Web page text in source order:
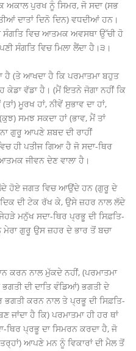
ਅਕਾਲ ਪੁਰਖ ਨੂੰ ਸਿਮਰ, ਜੋ ਸਦਾ (ਸਭ
ਦਾਤਾਂ ਦਿਨੋ ਦਿਨ) ਵਧਦੀਆਂ ਹਨ।
ਸੰਗਤਿ ਵਿਚ ਆਤਮਕ ਅਵਸਥਾ ਉੱਚੀ ਹੋ
ਸੰਗਤਿ ਵਿਚ ਮਿਲਾ ਲੈਂਦਾ ਹੈ।੩।
ਹੈ (ਤੇ ਆਖਦਾ ਹੈ ਕਿ ਪਰਮਾਤਮਾ ਬਹੁਤ
ਕੇਡਾ ਵੱਡਾ ਹੈ। (ਮੈਂ ਇਤਨੇ ਜੋਗਾ ਨਹੀਂ ਕਿ
ਮੂਰਖ ਹਾਂ, ਨੀਵੇਂ ਸੁਭਾਵ ਦਾ ਹਾਂ,
ਸਮਝ ਸਕਦਾ ਹਾਂ (ਭਾਵ, ਮੈਂ ਤਾਂ
ਗੁਰੂ ਆਪਣੇ ਸ਼ਬਦ ਦੀ ਰਾਹੀਂ
ਹੀ ਪਤੀਜ ਗਿਆ ਹੈ ਜੋ ਸਦਾ-ਥਿਰ
ਜੀਵਨ ਦੇਣ ਵਾਲਾ ਹੈ।
ਹੋਏ ਜਗਤ ਵਿਚ ਆਉਂਦੇ ਹਨ (ਗੁਰੂ ਦੇ
ਦੀ ਟੇਕ ਰੱਖ ਕੇ, ਉਸੇ ਜ਼ਹਰ ਨਾਲ ਲੱਦੇ
ਮਨੁੱਖ ਸਦਾ-ਥਿਰ ਪ੍ਰਭੂ ਦੀ ਸਿਫ਼ਤਿ-
ਮੇਰਾ ਗੁਰੂ ਉਸ ਜ਼ਹਰ ਦੇ ਭਾਰ ਤੋਂ ਬਚਾ
ਕਰਨ ਨਾਲ ਮੁੱਕਦੇ ਨਹੀਂ, (ਪਰਮਾਤਮਾ
ਦੀ ਦਾਤਿ ਵੰਡਿਆਂ) ਭਗਤੀ ਦੇ
ਕਰਨ ਨਾਲ ਤੇ ਪ੍ਰਭੂ ਦੀ ਸਿਫ਼ਤਿ-
ਜਾਂਦਾ ਹੈ ਕਿ) ਪਰਮਾਤਮਾ ਹੀ ਹਰ ਥਾਂ
ਪ੍ਰਭੂ ਦਾ ਸਿਮਰਨ ਕਰਦਾ ਹੈ, ਜੋ
ਆਪਣੇ ਮਨ ਨੂੰ ਵਿਕਾਰਾਂ ਦੀ ਮੈਲ ਤੋਂ